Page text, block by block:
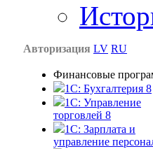
Авторизация LV RU
Финансовые
1С: Бухгалтерия 8
1C: Управление
торговлей 8
1C: Зарплата и
управление